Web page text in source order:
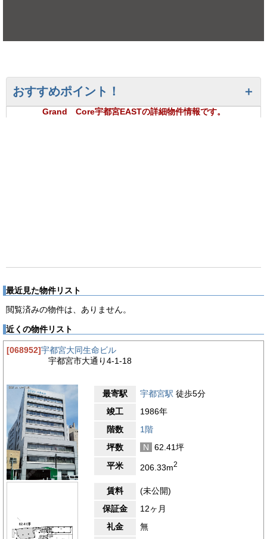
おすすめポイント！
Grand Core宇都宮EASTの詳細物件情報です。
最近見た物件リスト
閲覧済みの物件は、ありません。
近くの物件リスト
[068952]宇都宮大同生命ビル
宇都宮市大通り4-1-18
最寄駅 宇都宮駅 徒歩5分
竣工
1986年
階数
1階
坪数
N
62.41坪
平米
206.33m2
賃料
(未公開)
保証金
12ヶ月
礼金
無